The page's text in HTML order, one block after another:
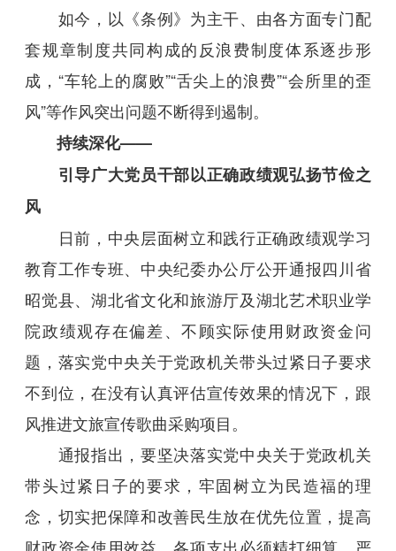
如今，以《条例》为主干、由各方面专门配
套规章制度共同构成的反浪费制度体系逐步形
成，“车轮上的腐败”“舌尖上的浪费”“会所里的歪
风”等作风突出问题不断得到遏制。
持续深化——
引导广大党员干部以正确政绩观弘扬节俭之
风
日前，中央层面树立和践行正确政绩观学习
教育工作专班、中央纪委办公厅公开通报四川省
昭觉县、湖北省文化和旅游厅及湖北艺术职业学
院政绩观存在偏差、不顾实际使用财政资金问
题，落实党中央关于党政机关带头过紧日子要求
不到位，在没有认真评估宣传效果的情况下，跟
风推进文旅宣传歌曲采购项目。
通报指出，要坚决落实党中央关于党政机关
带头过紧日子的要求，牢固树立为民造福的理
念，切实把保障和改善民生放在优先位置，提高